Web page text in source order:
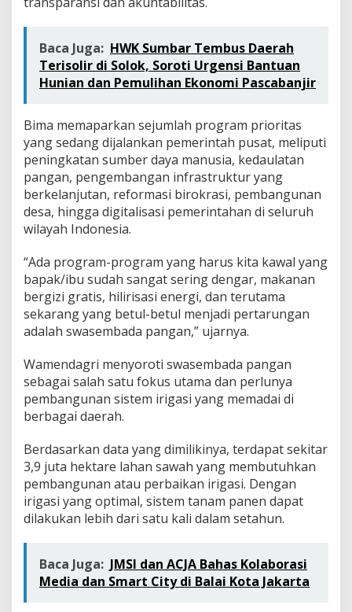
T
n
s
p
a
a
n
s
i
Baca Juga: HWK Sumbar Tembus Daerah
Terisolir di Solok, Soroti Urgensi Bantuan
Hunian dan Pemulihan Ekonomi Pascabanjir
Bima memaparkan sejumlah program prioritas
yang sedang dijalankan pemerintah pusat, meliputi
peningkatan sumber daya manusia, kedaulatan
pangan, pengembangan infrastruktur yang
berkelanjutan, reformasi birokrasi, pembangunan
desa, hingga digitalisasi pemerintahan di seluruh
wilayah Indonesia.
“Ada program-program yang harus kita kawal yang
bapak/ibu sudah sangat sering dengar, makanan
bergizi gratis, hilirisasi energi, dan terutama
sekarang yang betul-betul menjadi pertarungan
adalah swasembada pangan,” ujarnya.
Wamendagri menyoroti swasembada pangan
sebagai salah satu fokus utama dan perlunya
pembangunan sistem irigasi yang memadai di
berbagai daerah.
Berdasarkan data yang dimilikinya, terdapat sekitar
3,9 juta hektare lahan sawah yang membutuhkan
pembangunan atau perbaikan irigasi. Dengan
irigasi yang optimal, sistem tanam panen dapat
dilakukan lebih dari satu kali dalam setahun.
Baca Juga: JMSI dan ACJA Bahas Kolaborasi
Media dan Smart City di Balai Kota Jakarta